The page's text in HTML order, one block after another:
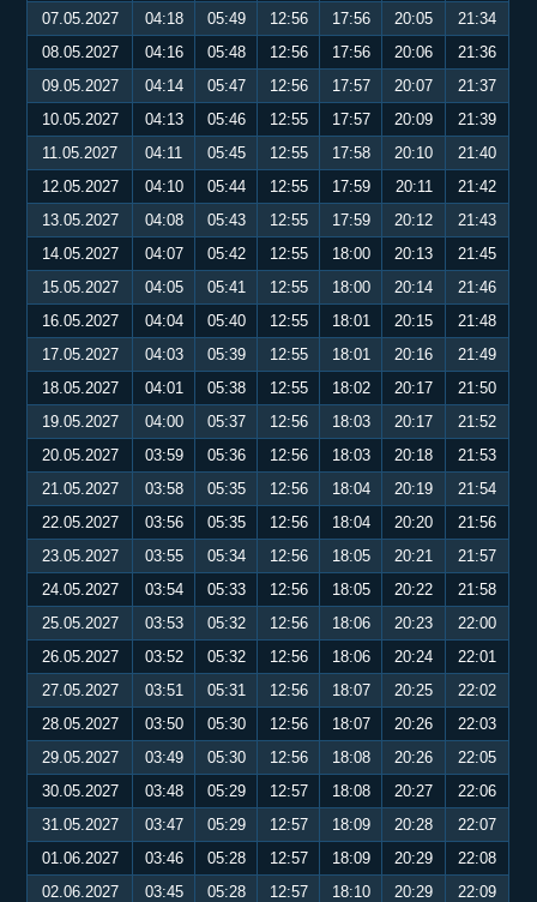
07.05.2027
04:18 05:49 12:56 17:56 20:05
21:34
08.05.2027
04:16 05:48 12:56 17:56 20:06
21:36
09.05.2027
04:14 05:47 12:56 17:57 20:07
21:37
10.05.2027
04:13 05:46 12:55 17:57 20:09
21:39
11.05.2027
04:11 05:45 12:55 17:58 20:10
21:40
12.05.2027
04:10 05:44 12:55 17:59 20:11
21:42
13.05.2027
04:08 05:43 12:55 17:59 20:12
21:43
14.05.2027
04:07 05:42 12:55 18:00 20:13
21:45
15.05.2027
04:05 05:41 12:55 18:00 20:14
21:46
16.05.2027
04:04 05:40 12:55 18:01 20:15
21:48
17.05.2027
04:03 05:39 12:55 18:01 20:16
21:49
18.05.2027
04:01 05:38 12:55 18:02 20:17
21:50
19.05.2027
04:00 05:37 12:56 18:03 20:17
21:52
20.05.2027
03:59 05:36 12:56 18:03 20:18
21:53
21.05.2027
03:58 05:35 12:56 18:04 20:19
21:54
22.05.2027
03:56 05:35 12:56 18:04 20:20
21:56
23.05.2027
03:55 05:34 12:56 18:05 20:21
21:57
24.05.2027
03:54 05:33 12:56 18:05 20:22
21:58
25.05.2027
03:53 05:32 12:56 18:06 20:23
22:00
26.05.2027
03:52 05:32 12:56 18:06 20:24
22:01
27.05.2027
03:51 05:31 12:56 18:07 20:25
22:02
28.05.2027
03:50 05:30 12:56 18:07 20:26
22:03
29.05.2027
03:49 05:30 12:56 18:08 20:26
22:05
30.05.2027
03:48 05:29 12:57 18:08 20:27
22:06
31.05.2027
03:47 05:29 12:57 18:09 20:28
22:07
01.06.2027
03:46 05:28 12:57 18:09 20:29
22:08
02.06.2027
03:45 05:28 12:57 18:10 20:29
22:09